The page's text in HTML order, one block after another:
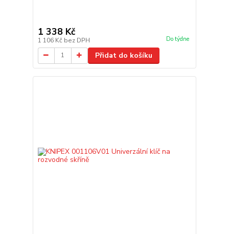
1 338 Kč
1 106 Kč bez DPH Do týdne
Přidat do košíku